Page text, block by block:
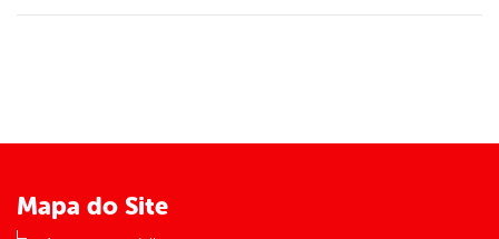
Mapa do Site